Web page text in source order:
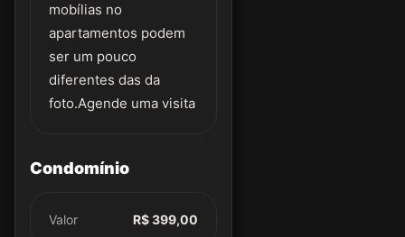
mobílias no
apartamentos podem
ser um pouco
diferentes das da
foto.Agende uma visita
Condomínio
Valor R$ 399,00